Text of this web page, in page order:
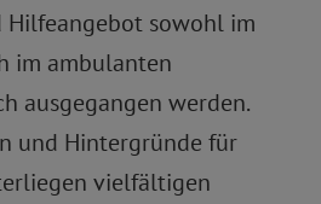
Hilfeangebot sowohl im
im ambulanten
ausgegangen werden.
und Hintergründe für
vielfältigen